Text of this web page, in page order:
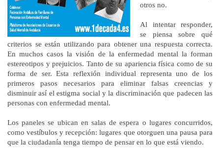
otros no.
Al intentar responder,
se piensa sobre qué
criterios se están utilizando para obtener una respuesta correcta.
En muchos casos la visión de la enfermedad mental la forman
estereotipos y prejuicios. Tanto de su apariencia física como de su
forma de ser. Esta reflexión individual representa uno de los
primeros pasos necesarios para eliminar falsas creencias y
disminuir así el estigma social y la discriminación que padecen las
personas con enfermedad mental.
Los paneles se ubican en salas de espera o lugares concurridos,
como vestíbulos y recepción: lugares que otorguen una pausa para
que la ciudadanía tenga tiempo de pensar en lo que está viendo.